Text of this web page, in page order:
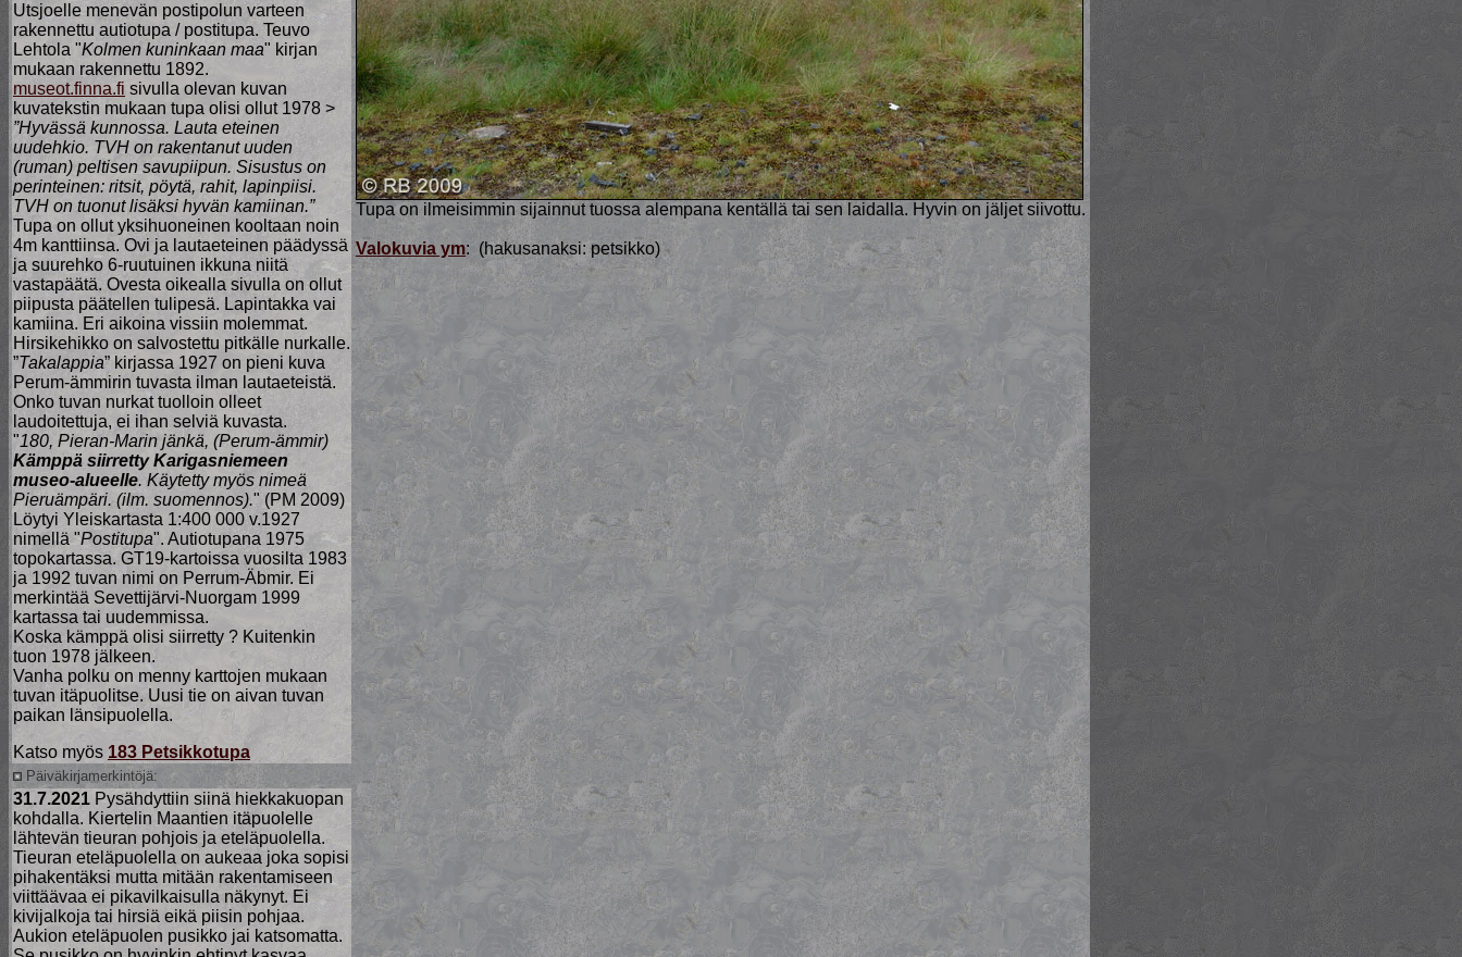
Tupa on ilmeisimmin sijainnut tuossa alempana kentällä tai sen laidalla. Hyvin on jäljet siivottu.
Valokuvia ym: (hakusanaksi: petsikko)
Utsjoelle menevän postipolun varteen
rakennettu autiotupa / postitupa. Teuvo
Lehtola "Kolmen kuninkaan maa" kirjan
mukaan rakennettu 1892.
museot.finna.fi sivulla olevan kuvan
kuvatekstin mukaan tupa olisi ollut 1978 >
”Hyvässä kunnossa. Lauta eteinen
uudehkio. TVH on rakentanut uuden
(ruman) peltisen savupiipun. Sisustus on
perinteinen: ritsit, pöytä, rahit, lapinpiisi.
TVH on tuonut lisäksi hyvän kamiinan.”
Tupa on ollut yksihuoneinen kooltaan noin
4m kanttiinsa. Ovi ja lautaeteinen päädyssä
ja suurehko 6-ruutuinen ikkuna niitä
vastapäätä. Ovesta oikealla sivulla on ollut
piipusta päätellen tulipesä. Lapintakka vai
kamiina. Eri aikoina vissiin molemmat.
Hirsikehikko on salvostettu pitkälle nurkalle.
”Takalappia” kirjassa 1927 on pieni kuva
Perum-ämmirin tuvasta ilman lautaeteistä.
Onko tuvan nurkat tuolloin olleet
laudoitettuja, ei ihan selviä kuvasta.
"180, Pieran-Marin jänkä, (Perum-ämmir)
Kämppä siirretty Karigasniemeen
museo-alueelle. Käytetty myös nimeä
Pieruämpäri. (ilm. suomennos)." (PM 2009)
Löytyi Yleiskartasta 1:400 000 v.1927
nimellä "Postitupa". Autiotupana 1975
topokartassa. GT19-kartoissa vuosilta 1983
ja 1992 tuvan nimi on Perrum-Äbmir. Ei
merkintää Sevettijärvi-Nuorgam 1999
kartassa tai uudemmissa.
Koska kämppä olisi siirretty ? Kuitenkin
tuon 1978 jälkeen.
Vanha polku on menny karttojen mukaan
tuvan itäpuolitse. Uusi tie on aivan tuvan
paikan länsipuolella.
Katso myös 183 Petsikkotupa
Päiväkirjamerkintöjä:
31.7.2021 Pysähdyttiin siinä hiekkakuopan
kohdalla. Kiertelin Maantien itäpuolelle
lähtevän tieuran pohjois ja eteläpuolella.
Tieuran eteläpuolella on aukeaa joka sopisi
pihakentäksi mutta mitään rakentamiseen
viittäävaa ei pikavilkaisulla näkynyt. Ei
kivijalkoja tai hirsiä eikä piisin pohjaa.
Aukion eteläpuolen pusikko jai katsomatta.